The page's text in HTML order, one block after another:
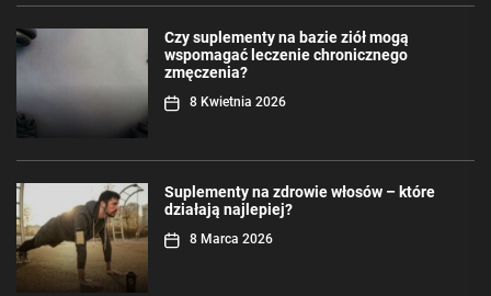
Czy suplementy na bazie ziół mogą
wspomagać leczenie chronicznego
zmęczenia?
8 Kwietnia 2026
Suplementy na zdrowie włosów – które
działają najlepiej?
8 Marca 2026